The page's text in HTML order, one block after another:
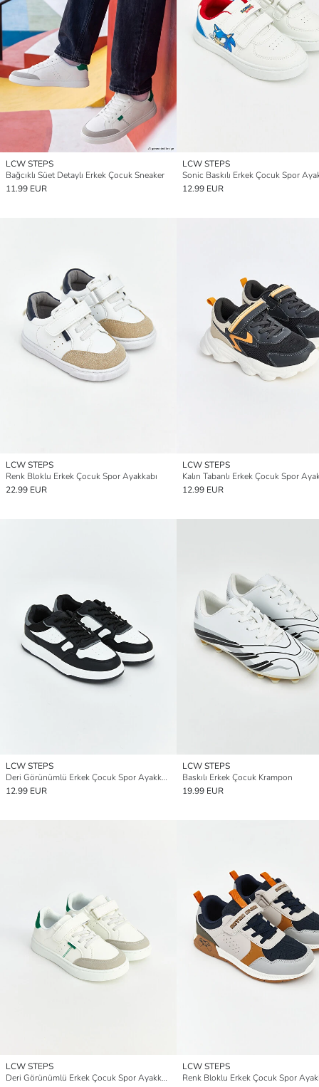
LCW STEPS
Bağcıklı Süet Detaylı Erkek Çocuk Sneaker
11.99 EUR
LCW STEPS
Sonic Baskılı Erkek Çocuk Spor
12.99 EUR
LCW STEPS
Renk Bloklu Erkek Çocuk Spor Ayakkabı
22.99 EUR
LCW STEPS
Kalın Tabanlı Erkek Çocuk Spor
12.99 EUR
LCW STEPS
Deri Görünümlü Erkek Çocuk Spor Ayakkabı
12.99 EUR
LCW STEPS
Baskılı Erkek Çocuk Krampon
19.99 EUR
LCW STEPS
Deri Görünümlü Erkek Çocuk Spor Ayakkabı
LCW STEPS
Renk Bloklu Erkek Çocuk Spor